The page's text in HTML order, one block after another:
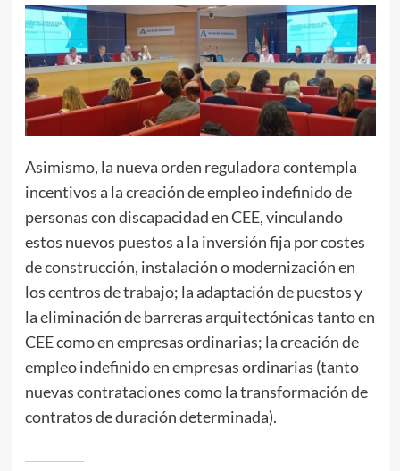
Asimismo, la nueva orden reguladora contempla
incentivos a la creación de empleo indefinido de
personas con discapacidad en CEE, vinculando
estos nuevos puestos a la inversión fija por costes
de construcción, instalación o modernización en
los centros de trabajo; la adaptación de puestos y
la eliminación de barreras arquitectónicas tanto en
CEE como en empresas ordinarias; la creación de
empleo indefinido en empresas ordinarias (tanto
nuevas contrataciones como la transformación de
contratos de duración determinada).